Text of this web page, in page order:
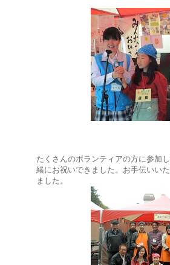
たくさんのボランティアの方に参加
緒にお祝いできました。お手伝いい
ました。